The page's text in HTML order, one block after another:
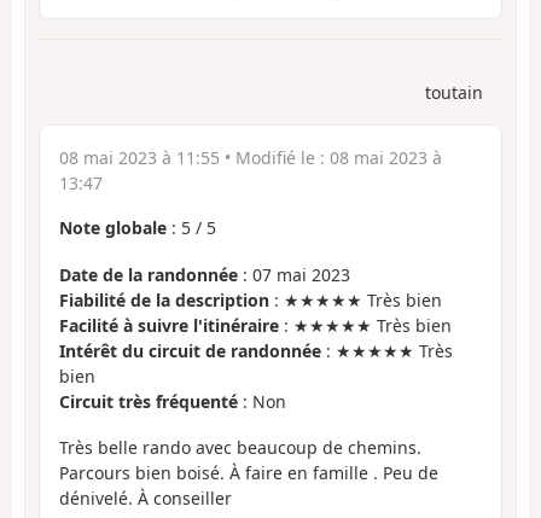
toutain
08 mai 2023 à 11:55 • Modifié le : 08 mai 2023 à
13:47
Note globale : 5 / 5
Date de la randonnée : 07 mai 2023
Fiabilité de la description : ★★★★★ Très bien
Facilité à suivre l'itinéraire : ★★★★★ Très bien
Intérêt du circuit de randonnée : ★★★★★ Très
bien
Circuit très fréquenté : Non
Très belle rando avec beaucoup de chemins.
Parcours bien boisé. À faire en famille . Peu de
dénivelé. À conseiller